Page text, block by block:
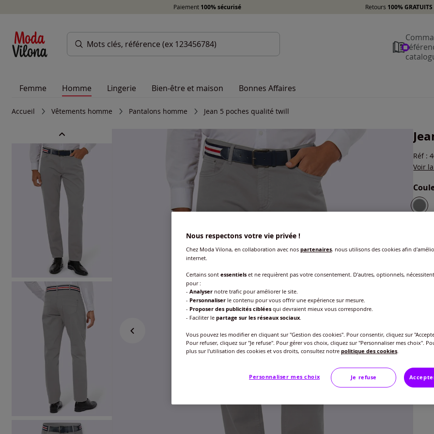
Paiement 100% sécurisé Retours 100%
Femme Homme Lingerie Bien-être et maison Bonnes Affaires
Accueil Vêtements homme Pantalons homme Jean 5 poches qualité twill
Réf :
Voir
40
42
Nous respectons votre vie privée !
Chez Moda Vilona, en collaboration avec nos partenaires, nous utilisons des cookies afin
internet.
Certains sont essentiels et ne requièrent pas votre consentement. D'autres, optionnels,
pour :
- Analyser notre trafic pour améliorer le site.
- Personnaliser le contenu pour vous offrir une expérience sur mesure.
- Proposer des publicités ciblées qui devraient mieux vous correspondre.
- Faciliter le partage sur les réseaux sociaux
Vous pouvez les modifier en cliquant sur "Gestion des cookies". Pour consentir, cliquez sur
Pour refuser, cliquez sur "Je refuse". Pour gérer vos choix, cliquez sur "Personnaliser mes choix".
plus sur l'utilisation des cookies et vos droits, consultez notre politique des cookies
Personnaliser mes choix Je refuse